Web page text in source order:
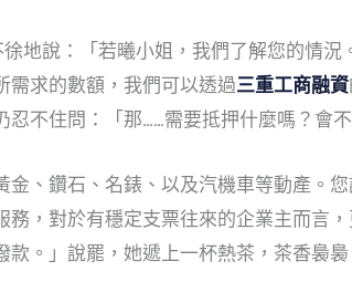
地說：「若曦小姐，我們了解您的情
需求的數額，我們可以透過三重工商融資
不住問：「那……需要抵押什麼嗎？會不
、鑽石、名錶、以及汽機車等動產。
務，對於有穩定支票往來的企業主而言
。」說罷，她遞上一杯熱茶，茶香裊裊